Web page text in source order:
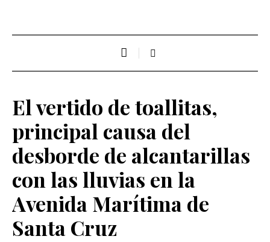
El vertido de toallitas,
principal causa del
desborde de alcantarillas
con las lluvias en la
Avenida Marítima de
Santa Cruz